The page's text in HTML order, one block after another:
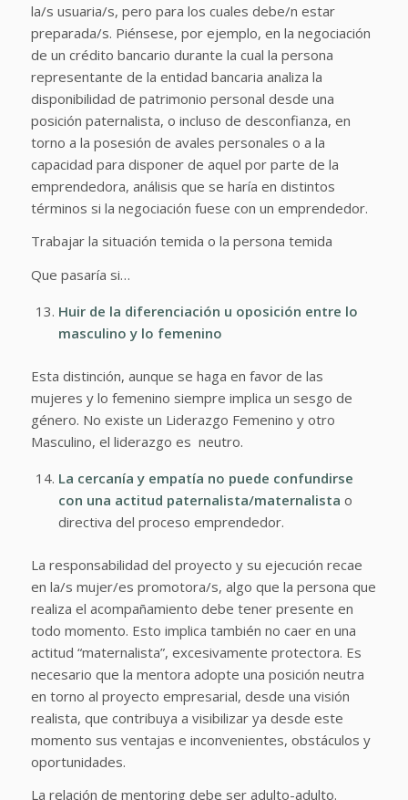
la/s usuaria/s, pero para los cuales debe/n estar
preparada/s. Piénsese, por ejemplo, en la negociación
de un crédito bancario durante la cual la persona
representante de la entidad bancaria analiza la
disponibilidad de patrimonio personal desde una
posición paternalista, o incluso de desconfianza, en
torno a la posesión de avales personales o a la
capacidad para disponer de aquel por parte de la
emprendedora, análisis que se haría en distintos
términos si la negociación fuese con un emprendedor.
Trabajar la situación temida o la persona temida
Que pasaría si…
Huir de la diferenciación u oposición entre lo
masculino y lo femenino
Esta distinción, aunque se haga en favor de las
mujeres y lo femenino siempre implica un sesgo de
género. No existe un Liderazgo Femenino y otro
Masculino, el liderazgo es neutro.
La cercanía y empatía no puede confundirse
con una actitud paternalista/maternalista o
directiva del proceso emprendedor.
La responsabilidad del proyecto y su ejecución recae
en la/s mujer/es promotora/s, algo que la persona que
realiza el acompañamiento debe tener presente en
todo momento. Esto implica también no caer en una
actitud “maternalista”, excesivamente protectora. Es
necesario que la mentora adopte una posición neutra
en torno al proyecto empresarial, desde una visión
realista, que contribuya a visibilizar ya desde este
momento sus ventajas e inconvenientes, obstáculos y
oportunidades.
La relación de mentoring debe ser adulto-adulto.